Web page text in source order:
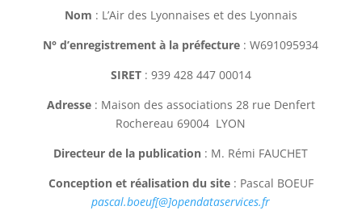
Nom : L’Air des Lyonnaises et des Lyonnais
N° d’enregistrement à la préfecture : W691095934
SIRET: 939 428 447 00014
Adresse: Maison des associations 28 rue Denfert
Rochereau 69004 LYON
Directeur de la publication : M. Rémi FAUCHET
Conception et réalisation du site: Pascal BOEUF
pascal.boeuf[@]opendataservices.fr